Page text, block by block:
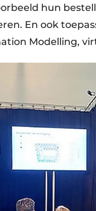
hun
En ook
Modelling,